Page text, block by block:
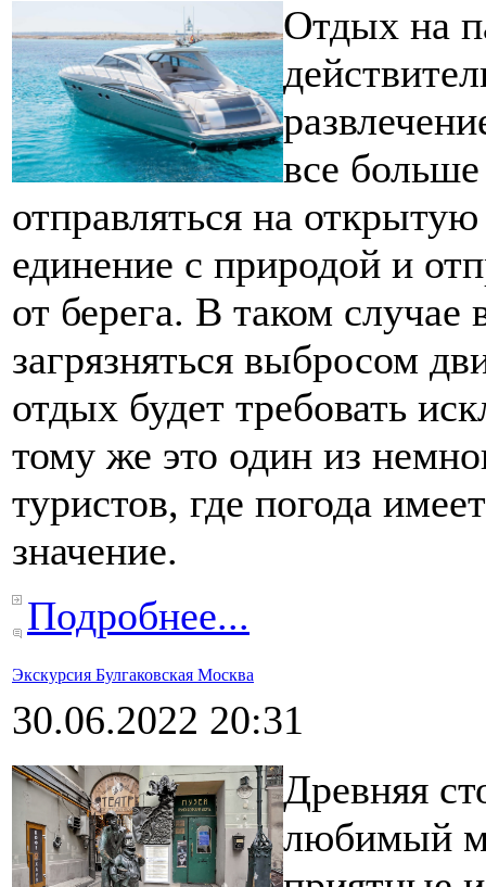
Отдых на
все
отправляться на
единение с природой и
от берега. В таком случае
загрязняться выбросом
отдых будет требовать
тому же это один из
туристов, где погода
значение.
Подробнее...
Экскурсия Булгаковская Москва
30.06.2022 20:31
Древняя
любимый